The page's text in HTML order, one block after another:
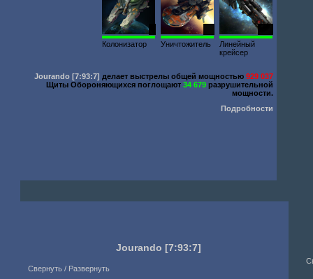
Колонизатор
Уничтожитель
Линейный
крейсер
Jourando [7:93:7] делает выстрелы общей мощностью929 037
Щиты Обороняющихся поглощают34 679 разрушительной
мощности.
Подробности
Jourando [7:93:7]
Свернуть / Развернуть